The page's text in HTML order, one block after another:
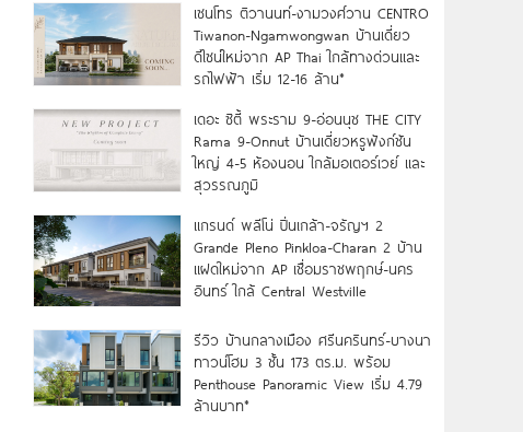
เซนโทร ติวานนท์-งามวงศ์วาน CENTRO
Tiwanon-Ngamwongwan บ้านเดี่ยว
ดีไซน์ใหม่จาก AP Thai ใกล้ทางด่วนและ
รถไฟฟ้า เริ่ม 12-16 ล้าน*
เดอะ ซิตี้ พระราม 9-อ่อนนุช THE CITY
Rama 9-Onnut บ้านเดี่ยวหรูฟังก์ชัน
ใหญ่ 4-5 ห้องนอน ใกล้มอเตอร์เวย์ และ
สุวรรณภูมิ
แกรนด์ พลีโน่ ปิ่นเกล้า-จรัญฯ 2
Grande Pleno Pinkloa-Charan 2 บ้าน
แฝดใหม่จาก AP เชื่อมราชพฤกษ์-นคร
อินทร์ ใกล้ Central Westville
รีวิว บ้านกลางเมือง ศรีนครินทร์-บางนา
ทาวน์โฮม 3 ชั้น 173 ตร.ม. พร้อม
Penthouse Panoramic View เริ่ม 4.79
ล้านบาท*